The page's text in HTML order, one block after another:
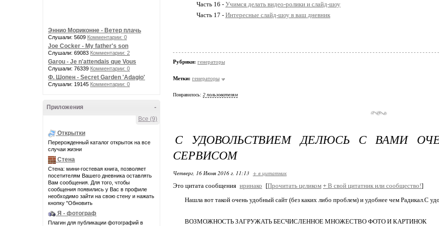
Эннио Мориконне - Ветер плачь
Слушали: 5609 Комментарии: 0
Joe Cocker - My father's son
Слушали: 69083 Комментарии: 2
Garou - Je n'attendais que Vous
Слушали: 76339 Комментарии: 0
Ф. Шопен - Secret Garden 'Adagio'
Слушали: 19145 Комментарии: 0
-
Приложения
Все (9)
Открытки
Перерожденный каталог открыток на все
случаи жизни
Стена
Стена: мини-гостевая книга, позволяет
посетителям Вашего дневника оставлять
Вам сообщения. Для того, чтобы
сообщения появились у Вас в профиле
необходимо зайти на свою стену и нажать
кнопку "Обновить
Я - фотограф
Плагин для публикации фотографий в
Splat
Stepz
Часть 16 - Учимся делать видео-ролики и слайд-шоу
Часть 17 - Интересные слайд-шоу в ваш дневник
Рубрики: генераторы
Метки: генераторы
Понравилось: 2 пользователям
С УДОВОЛЬСТВИЕМ ДЕЛЮСЬ С ВАМИ
СЕРВИСОМ
Четверг, 16 Июня 2016 г. 11:13 + в цитатник
Это цитата сообщения иринако [Прочитать целиком + В свой цитатник или сообщество!]
Нашла вот такой очень удобный сайт (без каких либо проблем) и удобнее чем Радикал.С
ВОЗМОЖНОСТЬ ЗАГРУЖАТЬ БЕСЧИСЛЕННОЕ МНОЖЕСТВО ФОТО И КАРТИНОК